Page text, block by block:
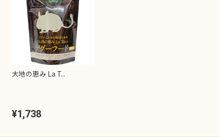
大地の恵み La T...
¥1,738